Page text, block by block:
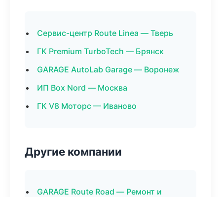
Сервис-центр Route Linea — Тверь
ГК Premium TurboTech — Брянск
GARAGE AutoLab Garage — Воронеж
ИП Box Nord — Москва
ГК V8 Моторс — Иваново
Другие компании
GARAGE Route Road — Ремонт и